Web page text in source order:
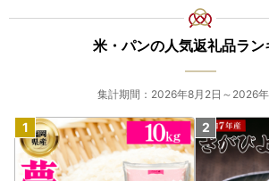
2026/4/3）ずどーーん 奈井江町の美味
～いトマトの先行予約を開始しました！
トマトの先行予約を開始いたしました。
ちょうど定植の時期を迎え、奈井江町の
すくと成長しています。
太陽の光をたっぷり浴びながら、農家が
マト。
米・パンの人気返礼品ラン
集計期間：2026年8月2日～2026